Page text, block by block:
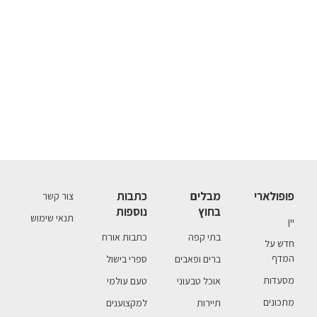
פופולארי
יין
חדש על
המדף
מסעדות
מתכונים
מבלים
בחוץ
בתי קפה
ברים ופאבים
אוכל טבעוני
תיירות
כתבות
נוספות
כתבות אורח
ספרי בישול
טעם עולמי
למקצוענים
צור קשר
תנאי שימוש